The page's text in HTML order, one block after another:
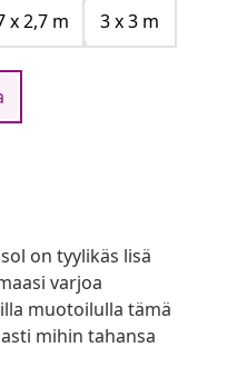
x 2,7 m
3 x 3 m
on tyylikäs lisä
varjoa
muotoilulla tämä
mihin tahansa